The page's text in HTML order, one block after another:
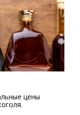
цены